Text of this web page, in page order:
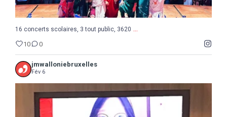
16 concerts scolaires, 3 tout public, 3620 ...
10 0
jmwalloniebruxelles
Fév 6